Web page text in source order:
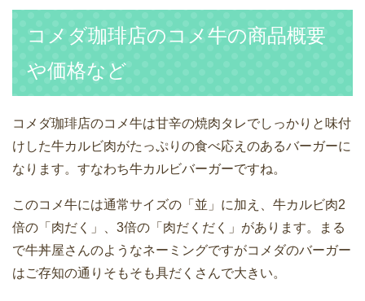
コメダ珈琲店のコメ牛の商品概要
や価格など
コメダ珈琲店のコメ牛は甘辛の焼肉タレでしっかりと味付
けした牛カルビ肉がたっぷりの食べ応えのあるバーガーに
なります。すなわち牛カルビバーガーですね。
このコメ牛には通常サイズの「並」に加え、牛カルビ肉2
倍の「肉だく」、3倍の「肉だくだく」があります。まる
で牛丼屋さんのようなネーミングですがコメダのバーガー
はご存知の通りそもそも具だくさんで大きい。